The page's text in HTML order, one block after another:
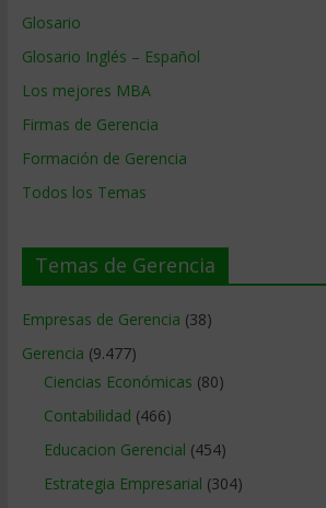
Glosario
Glosario Inglés – Español
Los mejores MBA
Firmas de Gerencia
Formación de Gerencia
Todos los Temas
Temas de Gerencia
Empresas de Gerencia (38)
Gerencia (9.477)
Ciencias Económicas (80)
Contabilidad (466)
Educacion Gerencial (454)
Estrategia Empresarial (304)